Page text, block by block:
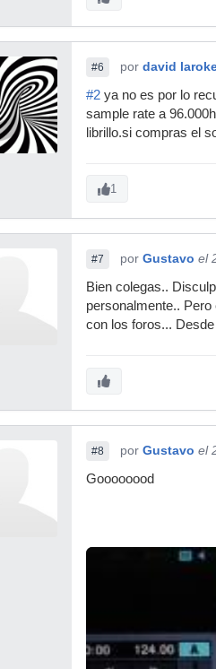
#6 por david
#2 ya no es por lo
sample rate a
librillo.si compras el
1
#7 por Gustavo el
Bien colegas..
personalmente..
con los foros...
#8 por Gustavo el
Goooooood